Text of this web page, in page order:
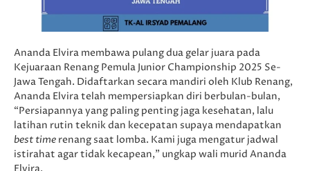
Ananda Elvira membawa pulang dua gelar juara pada
Kejuaraan Renang Pemula Junior Championship 2025 Se-
Jawa Tengah. Didaftarkan secara mandiri oleh Klub Renang,
Ananda Elvira telah mempersiapkan diri berbulan-bulan,
“Persiapannya yang paling penting jaga kesehatan, lalu
latihan rutin teknik dan kecepatan supaya mendapatkan
best time renang saat lomba. Kami juga mengatur jadwal
istirahat agar tidak kecapean,” ungkap wali murid Ananda